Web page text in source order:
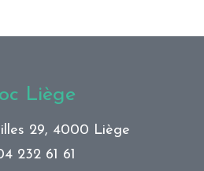
Liège
29, 4000 Liège
232 61 61